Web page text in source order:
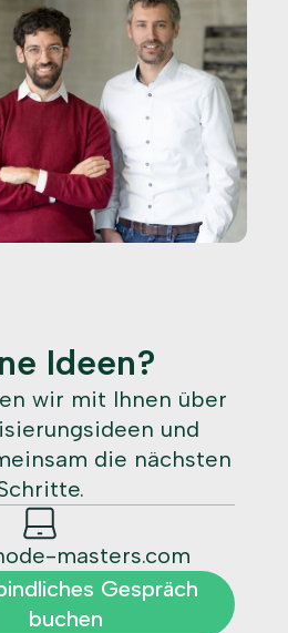
Ideen?
wir mit Ihnen über
und
die nächsten
masters.com
Gespräch
buchen